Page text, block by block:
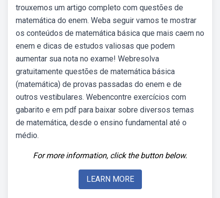
trouxemos um artigo completo com questões de
matemática do enem. Weba seguir vamos te mostrar
os conteúdos de matemática básica que mais caem no
enem e dicas de estudos valiosas que podem
aumentar sua nota no exame! Webresolva
gratuitamente questões de matemática básica
(matemática) de provas passadas do enem e de
outros vestibulares. Webencontre exercícios com
gabarito e em pdf para baixar sobre diversos temas
de matemática, desde o ensino fundamental até o
médio.
For more information, click the button below.
LEARN MORE